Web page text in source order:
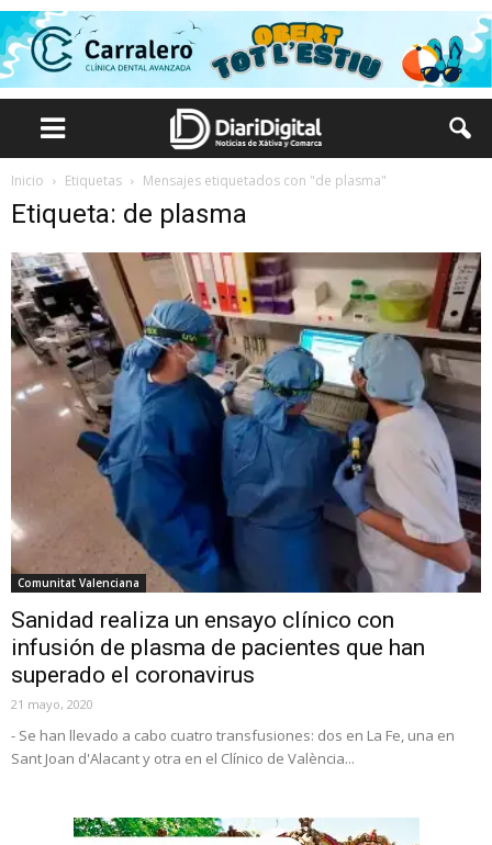
Inicio Etiquetas Mensajes etiquetados con "de plasma"
Etiqueta: de plasma
Comunitat Valenciana
Sanidad realiza un ensayo clínico con
infusión de plasma de pacientes que han
superado el coronavirus
21 mayo, 2020
- Se han llevado a cabo cuatro transfusiones: dos en La Fe, una en
Sant Joan d'Alacant y otra en el Clínico de València...